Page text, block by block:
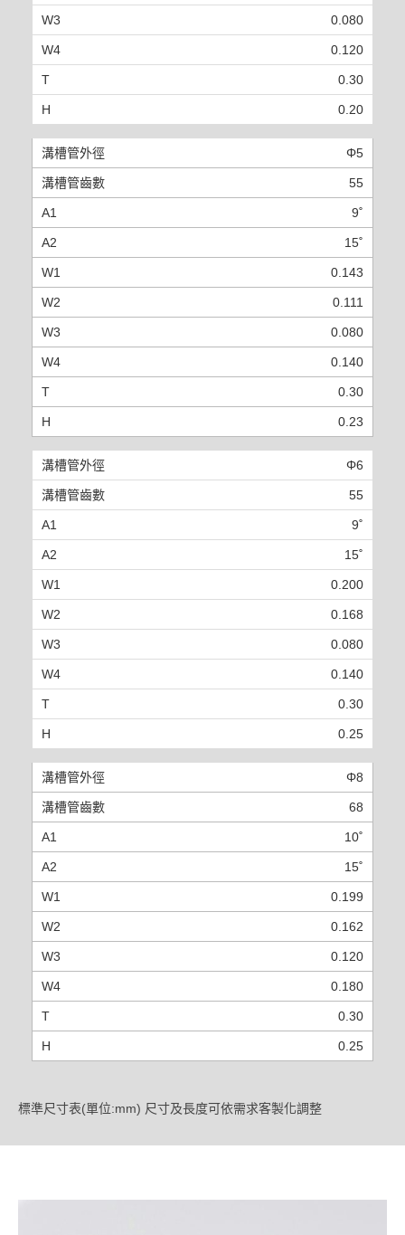
0.080
0.120
0.30
0.20
Φ5
55
9˚
15˚
0.143
0.111
0.080
0.140
0.30
0.23
Φ6
55
9˚
15˚
0.200
0.168
0.080
0.140
0.30
0.25
Φ8
68
10˚
15˚
0.199
0.162
0.120
0.180
0.30
0.25
標準尺寸表(單位:mm) 尺寸及長度可依需求客製化調整